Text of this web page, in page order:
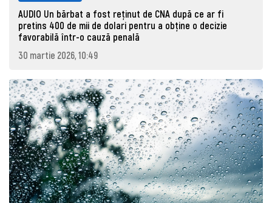
AUDIO Un bărbat a fost reținut de CNA după ce ar fi
pretins 400 de mii de dolari pentru a obține o decizie
favorabilă într-o cauză penală
30 martie 2026, 10:49